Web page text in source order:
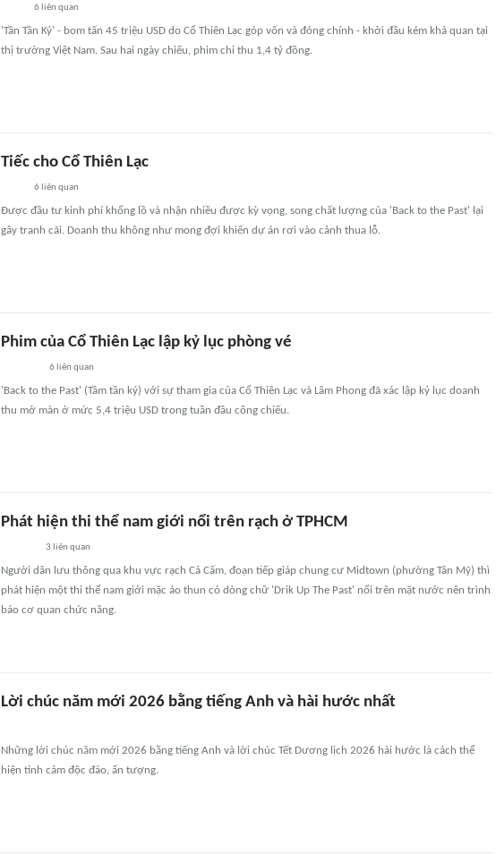
6 liên quan
'Tần Tần Ký' - bom tấn 45 triệu USD do Cổ Thiên Lạc góp vốn và đóng chính - khởi đầu kém khả quan tại
thị trường Việt Nam. Sau hai ngày chiếu, phim chỉ thu 1,4 tỷ đồng.
Tiếc cho Cổ Thiên Lạc
6 liên quan
Được đầu tư kinh phí khổng lồ và nhận nhiều được kỳ vọng, song chất lượng của 'Back to the Past' lại
gây tranh cãi. Doanh thu không như mong đợi khiến dự án rơi vào cảnh thua lỗ.
Phim của Cổ Thiên Lạc lập kỷ lục phòng vé
6 liên quan
'Back to the Past' (Tầm tần ký) với sự tham gia của Cổ Thiên Lạc và Lâm Phong đã xác lập kỷ lục doanh
thu mở màn ở mức 5,4 triệu USD trong tuần đầu công chiếu.
Phát hiện thi thể nam giới nổi trên rạch ở TPHCM
3 liên quan
Người dân lưu thông qua khu vực rạch Cả Cấm, đoạn tiếp giáp chung cư Midtown (phường Tân Mỹ) thì
phát hiện một thi thể nam giới mặc áo thun có dòng chữ 'Drik Up The Past' nổi trên mặt nước nên trình
báo cơ quan chức năng.
Lời chúc năm mới 2026 bằng tiếng Anh và hài hước nhất
Những lời chúc năm mới 2026 bằng tiếng Anh và lời chúc Tết Dương lịch 2026 hài hước là cách thể
hiện tình cảm độc đáo, ấn tượng.